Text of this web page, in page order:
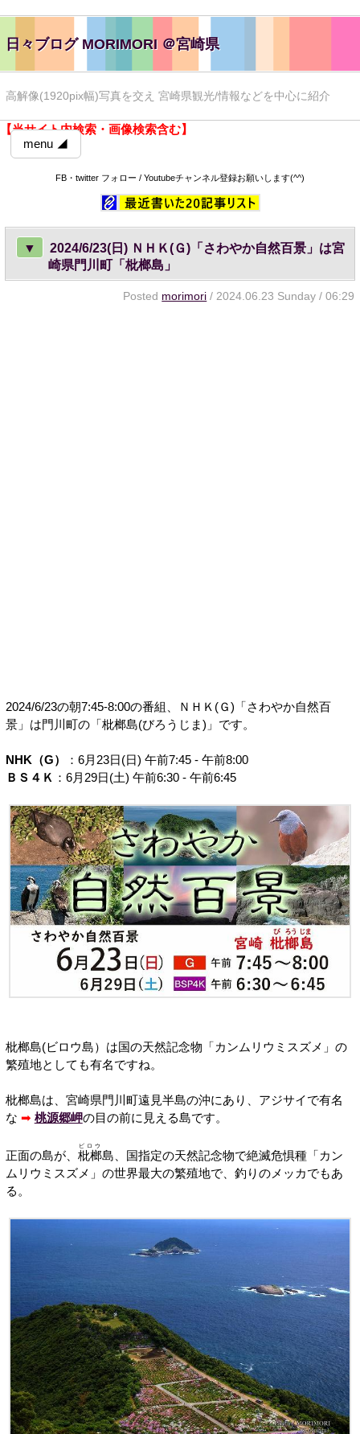
日々ブログ MORIMORI ＠宮崎県
高解像(1920pix幅)写真を交え 宮崎県観光/情報などを中心に紹介
【当サイト内検索・画像検索含む】
menu ◢
FB・twitter フォロー / Youtubeチャンネル登録お願いします(^^)
▼
2024/6/23(日) ＮＨＫ(Ｇ)「さわやか自然百景」は宮
崎県門川町「枇榔島」
Posted morimori / 2024.06.23 Sunday / 06:29
2024/6/23の朝7:45-8:00の番組、ＮＨＫ(Ｇ)「さわやか自然百
景」は門川町の「枇榔島(びろうじま)」です。
NHK（G）
：6月23日(日) 午前7:45 - 午前8:00
ＢＳ４Ｋ ：6月29日(土) 午前6:30 - 午前6:45
枇榔島(ビロウ島）は国の天然記念物「カンムリウミスズメ」の
繁殖地としても有名ですね。
枇榔島は、宮崎県門川町遠見半島の沖にあり、アジサイで有名
な ➡ 桃源郷岬の目の前に見える島です。
正面の島が、 枇榔
ビロウ
島、国指定の天然記念物で絶滅危惧種「カン
ムリウミスズメ」の世界最大の繁殖地で、釣りのメッカでもあ
る。